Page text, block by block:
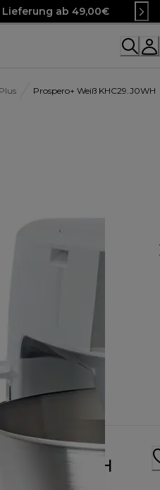
ab 49,00€
Prospero+ Weiß KHC29.J0WH